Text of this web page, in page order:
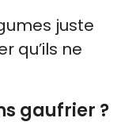
juste
qu’ils ne
gaufrier ?